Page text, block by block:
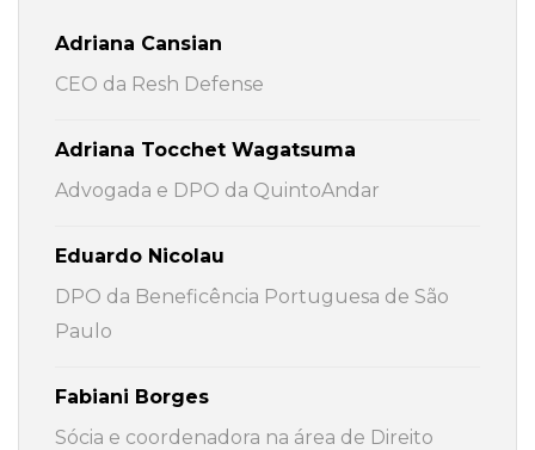
Adriana Cansian
CEO da Resh Defense
Adriana Tocchet Wagatsuma
Advogada e DPO da QuintoAndar
Eduardo Nicolau
DPO da Beneficência Portuguesa de São
Paulo
Fabiani Borges
Sócia e coordenadora na área de Direito